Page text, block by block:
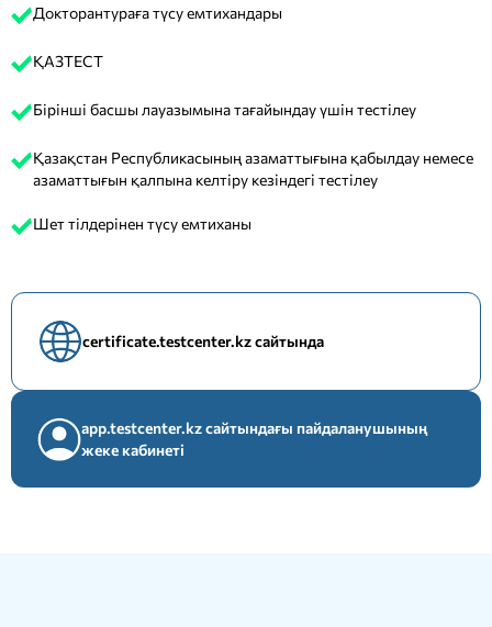
Докторантураға түсу емтихандары
ҚАЗТЕСТ
Бірінші басшы лауазымына тағайындау үшін тестілеу
Қазақстан Республикасының азаматтығына қабылдау немесе
азаматтығын қалпына келтіру кезіндегі тестілеу
Шет тілдерінен түсу емтиханы
certificate.testcenter.kz сайтында
app.testcenter.kz сайтындағы пайдаланушының
жеке кабинеті